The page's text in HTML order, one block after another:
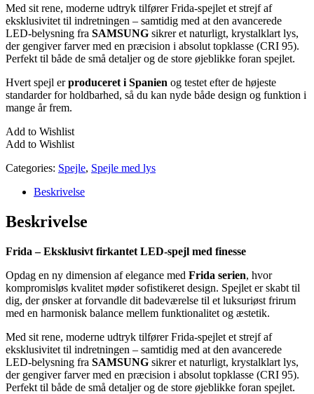
Med sit rene, moderne udtryk tilfører Frida-spejlet et strejf af
eksklusivitet til indretningen – samtidig med at den avancerede
LED-belysning fra SAMSUNG sikrer et naturligt, krystalklart lys,
der gengiver farver med en præcision i absolut topklasse (CRI 95).
Perfekt til både de små detaljer og de store øjeblikke foran spejlet.
Hvert spejl erproduceret i Spanien og testet efter de højeste
standarder for holdbarhed, så du kan nyde både design og funktion i
mange år frem.
Add to Wishlist
Add to Wishlist
Categories: Spejle, Spejle med lys
Beskrivelse
Beskrivelse
Frida – Eksklusivt firkantet LED-spejl med finesse
Opdag en ny dimension af elegance med Frida serien, hvor
kompromisløs kvalitet møder sofistikeret design. Spejlet er skabt til
dig, der ønsker at forvandle dit badeværelse til et luksuriøst frirum
med en harmonisk balance mellem funktionalitet og æstetik.
Med sit rene, moderne udtryk tilfører Frida-spejlet et strejf af
eksklusivitet til indretningen – samtidig med at den avancerede
LED-belysning fra SAMSUNG sikrer et naturligt, krystalklart lys,
der gengiver farver med en præcision i absolut topklasse (CRI 95).
Perfekt til både de små detaljer og de store øjeblikke foran spejlet.